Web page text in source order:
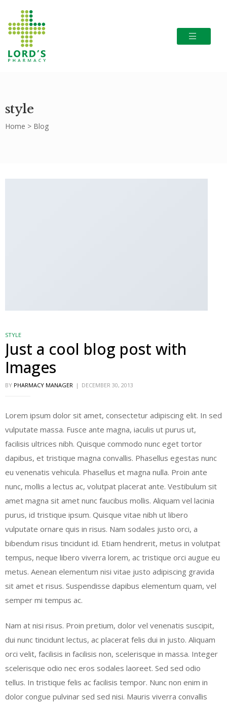
style
Home > Blog
STYLE
Just a cool blog post with
Images
BY PHARMACY MANAGER DECEMBER 30, 2013
Lorem ipsum dolor sit amet, consectetur adipiscing elit. In sed
vulputate massa. Fusce ante magna, iaculis ut purus ut,
facilisis ultrices nibh. Quisque commodo nunc eget tortor
dapibus, et tristique magna convallis. Phasellus egestas nunc
eu venenatis vehicula. Phasellus et magna nulla. Proin ante
nunc, mollis a lectus ac, volutpat placerat ante. Vestibulum sit
amet magna sit amet nunc faucibus mollis. Aliquam vel lacinia
purus, id tristique ipsum. Quisque vitae nibh ut libero
vulputate ornare quis in risus. Nam sodales justo orci, a
bibendum risus tincidunt id. Etiam hendrerit, metus in volutpat
tempus, neque libero viverra lorem, ac tristique orci augue eu
metus. Aenean elementum nisi vitae justo adipiscing gravida
sit amet et risus. Suspendisse dapibus elementum quam, vel
semper mi tempus ac.
Nam at nisi risus. Proin pretium, dolor vel venenatis suscipit,
dui nunc tincidunt lectus, ac placerat felis dui in justo. Aliquam
orci velit, facilisis in facilisis non, scelerisque in massa. Integer
scelerisque odio nec eros sodales laoreet. Sed sed odio
tellus. In tristique felis ac facilisis tempor. Nunc non enim in
dolor congue pulvinar sed sed nisi. Mauris viverra convallis